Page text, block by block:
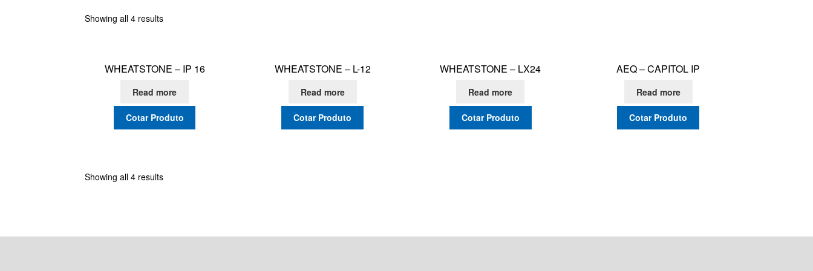
Showing all 4 results
WHEATSTONE – IP 16
Read more
Cotar Produto
WHEATSTONE – L-12
Read more
Cotar Produto
WHEATSTONE – LX24
Read more
Cotar Produto
AEQ – CAPITOL IP
Read more
Cotar Produto
Showing all 4 results